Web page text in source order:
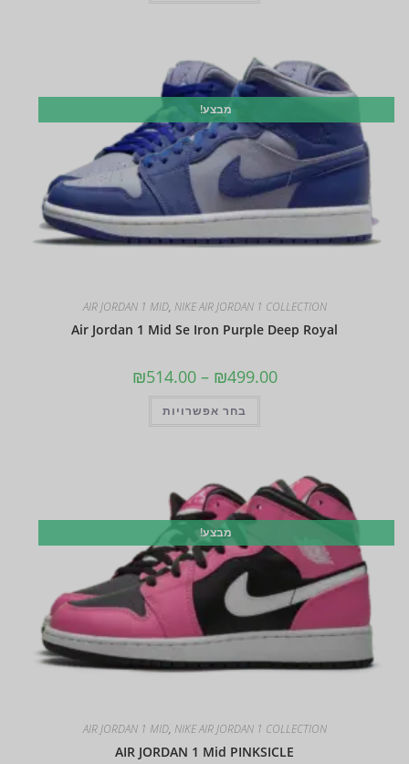
מבצע!
AIR JORDAN 1 MID, NIKE AIR JORDAN 1 COLLECTION
Air Jordan 1 Mid Se Iron Purple Deep Royal
₪499.00
–
₪514.00
בחר אפשרויות
מבצע!
AIR JORDAN 1 MID, NIKE AIR JORDAN 1 COLLECTION
AIR JORDAN 1 Mid PINKSICLE